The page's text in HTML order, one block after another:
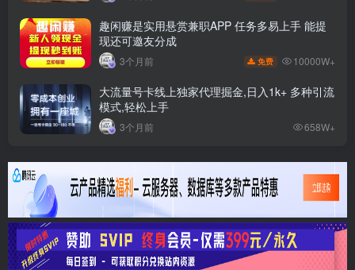
趣闲赚是实用悬赏兼职APP 任务多易上手 能提
现还可邀友分成
3个月前 免费 10000W+
大流量号卡线上独家代理掘金,日入1k+ 多种引流
模式,轻松上手
3个月前 658W+